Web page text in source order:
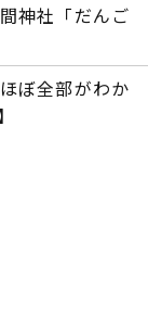
神社「だんご
ぼ全部がわか